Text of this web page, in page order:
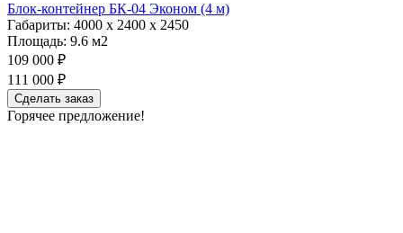
Блок-контейнер БК-04 Эконом (4 м)
Габариты: 4000 х 2400 х 2450
Площадь: 9.6 м2
109 000 ₽
111 000 ₽
Сделать заказ
Горячее предложение!